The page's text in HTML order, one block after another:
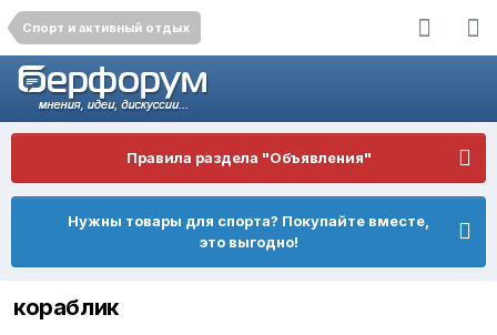
Спорт и активный отдых
Правила раздела "Объявления"
Нужны товары для спорта? Покупайте вместе,
это выгодно!
кораблик